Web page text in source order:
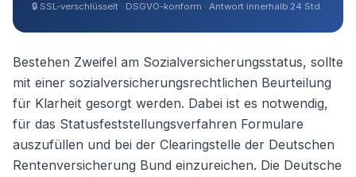
Sie sind? *
Geschäftsführer (Angestellt /
Gesellschafter)
Selbstständig / Unternehmer
🔒 SSL-verschlüsselt · DSGVO-konform · Antwort innerhalb 24 Std.
Bestehen Zweifel am Sozialversicherungsstatus, sollte
mit einer sozialversicherungsrechtlichen Beurteilung
für Klarheit gesorgt werden. Dabei ist es notwendig,
für das Statusfeststellungsverfahren Formulare
auszufüllen und bei der Clearingstelle der Deutschen
Rentenversicherung Bund einzureichen. Die Deutsche